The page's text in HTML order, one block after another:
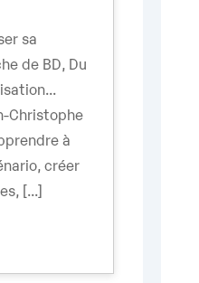
sa
de BD, Du
Christophe
à
créer
[...]